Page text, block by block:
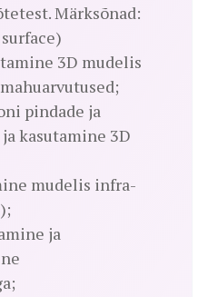
Märksõnad:
3D mudelis
pindade ja
kasutamine 3D
mudelis infra-
ja